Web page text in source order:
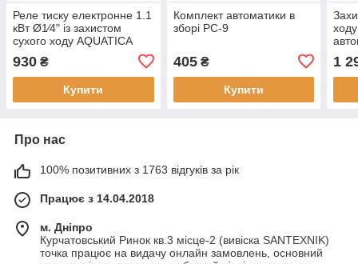
Реле тиску електронне 1.1
кВт Ø1⁄4" із захистом
сухого ходу AQUATICA
930 ₴
Купити
Комплект автоматики в
зборі PC-9
405₴
Купити
1
Про нас
100% позитивних з 1763 відгуків за рік
Працює з 14.04.2018
м. Дніпро
Курчатовський Ринок кв.3 місце-2 (вивіска SANTEXNIK)
точка працює на видачу онлайн замовлень, основний